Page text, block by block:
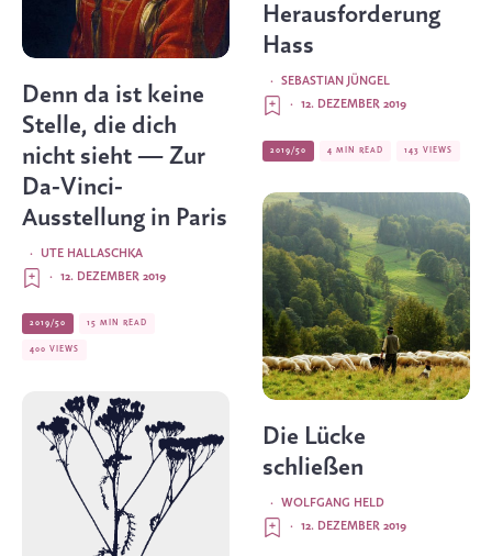
Denn da ist keine
Stelle, die dich
nicht sieht — Zur
Da-Vinci-
Ausstellung in Paris
UTE HALLASCHKA
·
12. DEZEMBER 2019
·
2019/50 15 MIN READ
400 VIEWS
Herausforderung
Hass
SEBASTIAN JÜNGEL
·
12. DEZEMBER 2019
·
2019/50 4 MIN READ 143 VIEWS
Die Lücke
schließen
WOLFGANG HELD
·
12. DEZEMBER 2019
·